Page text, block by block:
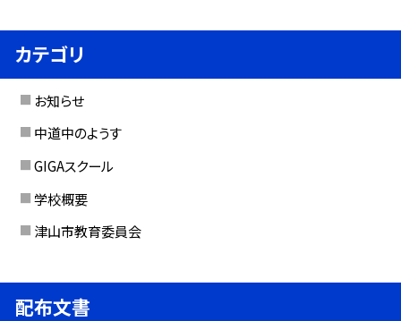
カテゴリ
お知らせ
中道中のようす
GIGAスクール
学校概要
津山市教育委員会
配布文書